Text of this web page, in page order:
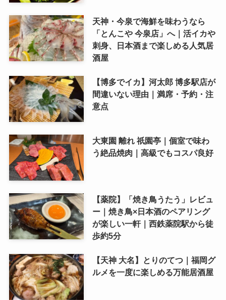
天神・今泉で海鮮を味わうなら
「とんこや 今泉店」へ｜活イカや
刺身、日本酒まで楽しめる人気居
酒屋
【博多でイカ】河太郎 博多駅店が
間違いない理由｜満席・予約・注
意点
大東園 離れ 祇園亭｜個室で味わ
う絶品焼肉｜高級でもコスパ良好
【薬院】「焼き鳥うたう」レビュ
ー｜焼き鳥×日本酒のペアリング
が楽しい一軒｜西鉄薬院駅から徒
歩約5分
【天神 大名】とりのてつ｜福岡グ
ルメを一度に楽しめる万能居酒屋